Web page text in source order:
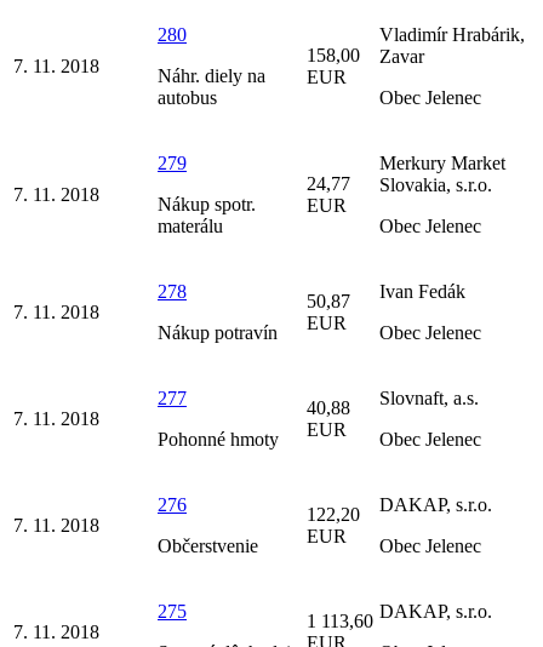
7. 11. 2018
280
Náhr. diely na
autobus
158,00
EUR
Vladimír Hrabárik,
Zavar
Obec Jelenec
7. 11. 2018
279
Nákup spotr.
materálu
24,77
EUR
Merkury Market
Slovakia, s.r.o.
Obec Jelenec
7. 11. 2018
278
Nákup potravín
50,87
EUR
Ivan Fedák
Obec Jelenec
7. 11. 2018
277
Pohonné hmoty
40,88
EUR
Slovnaft, a.s.
Obec Jelenec
7. 11. 2018
276
Občerstvenie
122,20
EUR
DAKAP, s.r.o.
Obec Jelenec
7. 11. 2018
275
1 113,60
EUR
DAKAP, s.r.o.